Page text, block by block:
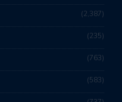
2,387
235
763
583